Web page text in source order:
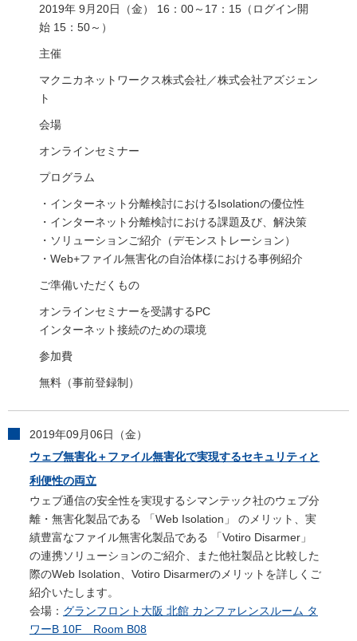
2019年 9月20日（金） 16：00～17：15（ログイン開
始 15：50～）
主催
マクニカネットワークス株式会社／株式会社アズジェン
ト
会場
オンラインセミナー
プログラム
・インターネット分離検討におけるIsolationの優位性
・インターネット分離検討における課題及び、解決策
・ソリューションご紹介（デモンストレーション）
・Web+ファイル無害化の自治体様における事例紹介
ご準備いただくもの
オンラインセミナーを受講するPC
インターネット接続のための環境
参加費
無料（事前登録制）
2019年09月06日（金）
ウェブ無害化＋ファイル無害化で実現するセキュリティと
利便性の両立
ウェブ通信の安全性を実現するシマンテック社のウェブ分
離・無害化製品である 「Web Isolation」 のメリット、実
績豊富なファイル無害化製品である 「Votiro Disarmer」
の連携ソリューションのご紹介、また他社製品と比較した
際のWeb Isolation、Votiro Disarmerのメリットを詳しくご
紹介いたします。
会場： グランフロント大阪 北館 カンファレンスルーム タ
ワーB 10F Room B08